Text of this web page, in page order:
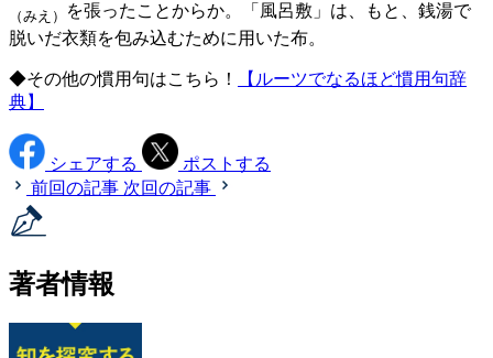
（みえ）
を張ったことからか。「風呂敷」は、もと、銭湯で
脱いだ衣類を包み込むために用いた布。
◆その他の慣用句はこちら！
【ルーツでなるほど慣用句辞
典】
シェアする
ポストする
前回の記事 次回の記事
著者情報